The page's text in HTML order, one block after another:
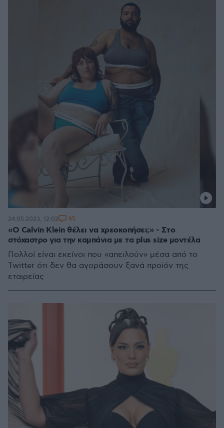
«Ο Calvin Klein θέλει να χρεοκοπήσει;» - Στο
στόχαστρο για την καμπάνια με τα plus size μοντέλα
Πολλοί είναι εκείνοι που «απειλούν» μέσα από το
Twitter ότι δεν θα αγοράσουν ξανά προϊόν της
εταιρείας
24.05.2023, 12:02 65